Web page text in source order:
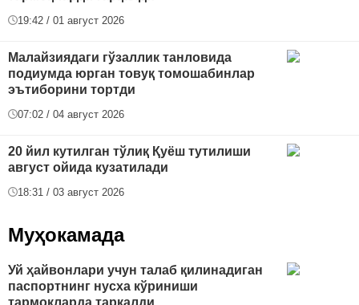
19:42 / 01 август 2026
Малайзиядаги гўзаллик танловида
подиумда юрган товуқ томошабинлар
эътиборини тортди
07:02 / 04 август 2026
20 йил кутилган тўлиқ Қуёш тутилиши
август ойида кузатилади
18:31 / 03 август 2026
Муҳокамада
Уй ҳайвонлари учун талаб қилинадиган
паспортнинг нусха кўриниши
тармоқларда тарқалди